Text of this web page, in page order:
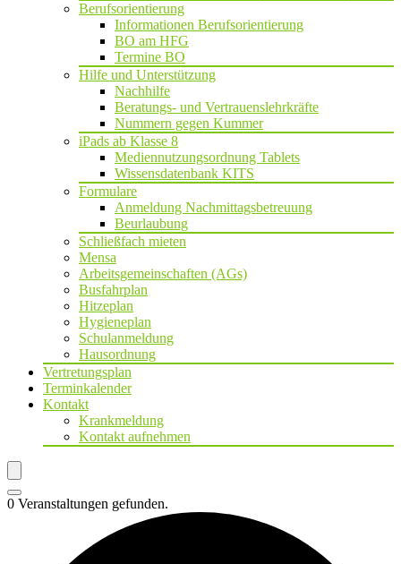
Berufsorientierung
Informationen Berufsorientierung
BO am HFG
Termine BO
Hilfe und Unterstützung
Nachhilfe
Beratungs- und Vertrauenslehrkräfte
Nummern gegen Kummer
iPads ab Klasse 8
Mediennutzungsordnung Tablets
Wissensdatenbank KITS
Formulare
Anmeldung Nachmittagsbetreuung
Beurlaubung
Schließfach mieten
Mensa
Arbeitsgemeinschaften (AGs)
Busfahrplan
Hitzeplan
Hygieneplan
Schulanmeldung
Hausordnung
Vertretungsplan
Terminkalender
Kontakt
Krankmeldung
Kontakt aufnehmen
0 Veranstaltungen gefunden.